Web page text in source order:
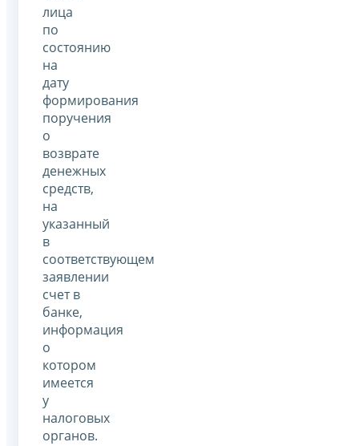
лица
по
состоянию
на
дату
формирования
поручения
о
возврате
денежных
средств,
на
указанный
в
соответствующем
заявлении
счет в
банке,
информация
о
котором
имеется
у
налоговых
органов.